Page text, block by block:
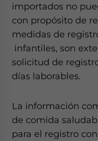
importados no
con propósito de
medidas de
infantiles, son
solicitud de
días laborables.
La información
de comida
para el registro